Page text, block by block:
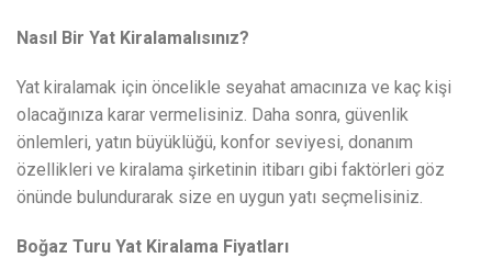
Nasıl Bir Yat Kiralamalısınız?
Yat kiralamak için öncelikle seyahat amacınıza ve kaç kişi
olacağınıza karar vermelisiniz. Daha sonra, güvenlik
önlemleri, yatın büyüklüğü, konfor seviyesi, donanım
özellikleri ve kiralama şirketinin itibarı gibi faktörleri göz
önünde bulundurarak size en uygun yatı seçmelisiniz.
Boğaz Turu Yat Kiralama Fiyatları